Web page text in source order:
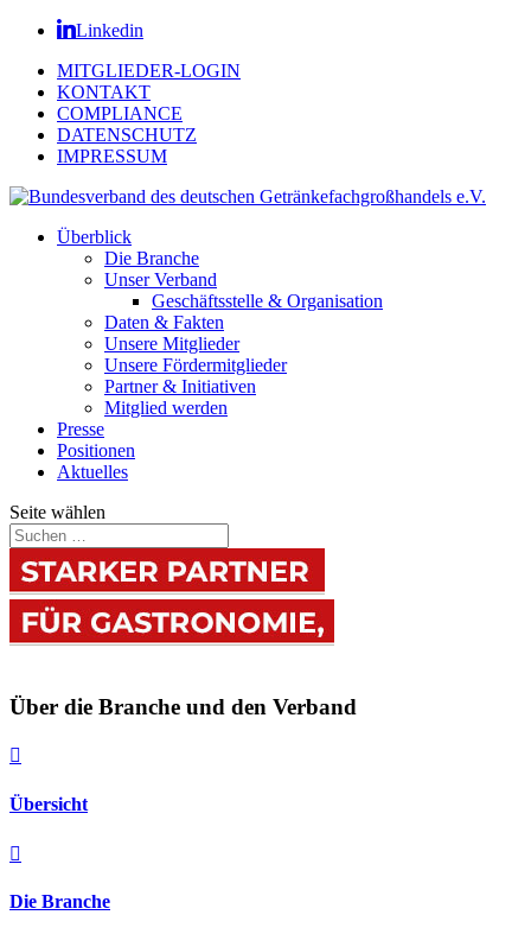
Linkedin
MITGLIEDER-LOGIN
KONTAKT
COMPLIANCE
DATENSCHUTZ
IMPRESSUM
Überblick
Die Branche
Unser Verband
Geschäftsstelle & Organisation
Daten & Fakten
Unsere Mitglieder
Unsere Fördermitglieder
Partner & Initiativen
Mitglied werden
Presse
Positionen
Aktuelles
Seite wählen
Über die Branche und den Verband

Übersicht

Die Branche